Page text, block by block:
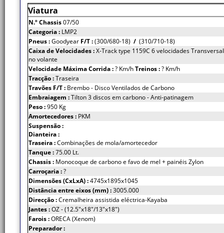
Viatura
N.º Chassis07/50
Categoria : LMP2
Pneus :Goodyear F/T :(300/680-18) / (310/710-18)
Caixa de Velocidades :X-Track type 1159C 6 velocidades
no volante
Velocidade Máxima Corrida :? Km/hTreinos :? Km/h
Tracção :Traseira
Travões F/T : Brembo - Disco Ventilados de Carbono
Embraiagem :Tilton 3 discos em carbono - Anti-patinagem
Peso :950 Kg
Amortecedores : PKM
Suspensão :
Dianteira :
Traseira :Combinações de mola/amortecedor
Tanque :75.00 Lt.
Chassis : Monocoque de carbono e favo de mel + painéis Zylon
Carroçaria :?
Dimensões (CxLxA) :4745x1895x1045
Distância entre eixos (mm) :3005.000
Direcção :Cremalheira assistida eléctrica-Kayaba
Jantes :OZ - (12.5"x18"/13"x18")
Farois :ORECA (Xenom)
Preparador :